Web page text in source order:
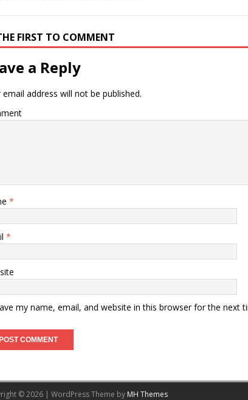
FIRST TO COMMENT
a Reply
email address will not be published.
*
*
my name, email, and website in this browser for the next
© 2026 | WordPress Theme by MH Themes